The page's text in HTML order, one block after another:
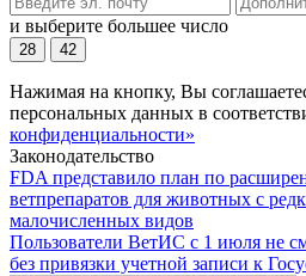
и выберите большее число
28 42
Нажимая на кнопку, Вы
персональных данных в
конфиденциальности»
Законодательство
FDA представило план по
ветпрепаратов для животных с
малочисленных видов
Пользователи ВетИС с 1 июля не
без привязки учетной записи к